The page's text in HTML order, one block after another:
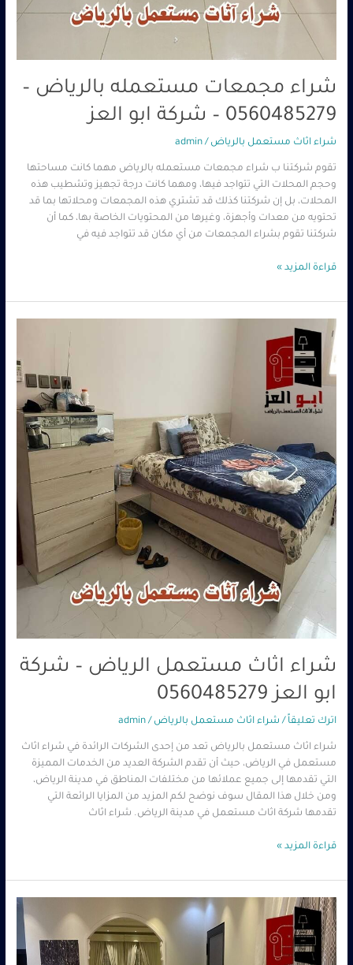
شراء مجمعات مستعمله بالرياض –
0560485279 – شركة ابو العز
شراء اثاث مستعمل بالرياض /
admin
تقوم شركتنا ب شراء مجمعات مستعمله بالرياض مهما كانت مساحتها
وحجم المحلات التي تتواجد فيها، ومهما كانت درجة تجهيز وتشطيب هذه
المحلات، بل إن شركتنا كذلك قد تشتري هذه المجمعات ومحلاتها بما قد
تحتويه من معدات وأجهزة، وغيرها من المحتويات الخاصة بها، كما أن
شركتنا تقوم بشراء المجمعات من أي مكان قد تتواجد فيه في
قراءة المزيد »
شراء اثاث مستعمل الرياض – شركة
ابو العز 0560485279
اترك تعليقاً / شراء اثاث مستعمل بالرياض /
admin
شراء اثاث مستعمل بالرياض تعد من إحدى الشركات الرائدة في شراء اثاث
مستعمل في الرياض، حيث أن تقدم الشركة العديد من الخدمات المميزة
التي تقدمها إلى جميع عملائها من مختلفات المناطق في مدينة الرياض،
ومن خلال هذا المقال سوف نوضح لكم المزيد من المزايا الرائعة التي
تقدمها شركة اثاث مستعمل في مدينة الرياض. شراء اثاث
شراء
اثاث
مستعمل
الرياض
شركة
0560485279
قراءة المزيد »
ارقام
شراء
اثاث
مستعمل